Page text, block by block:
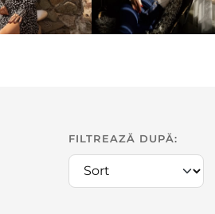
FILTREAZĂ DUPĂ: